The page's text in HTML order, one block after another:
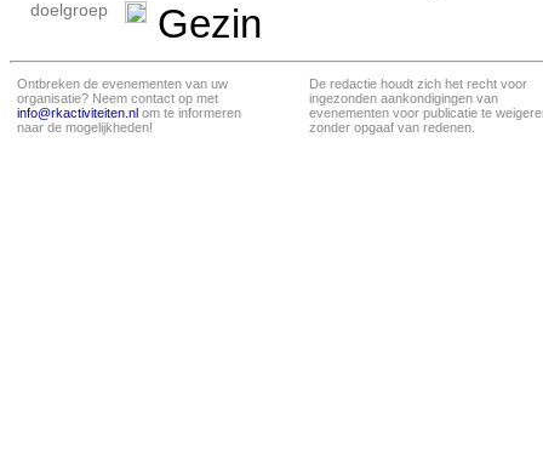
doelgroep Gezin
Ontbreken de evenementen van uw
organisatie? Neem contact op met
info@rkactiviteiten.nl om te informeren
naar de mogelijkheden!
De redactie houdt zich het recht voor
ingezonden aankondigingen van
evenementen voor publicatie te
zonder opgaaf van redenen.